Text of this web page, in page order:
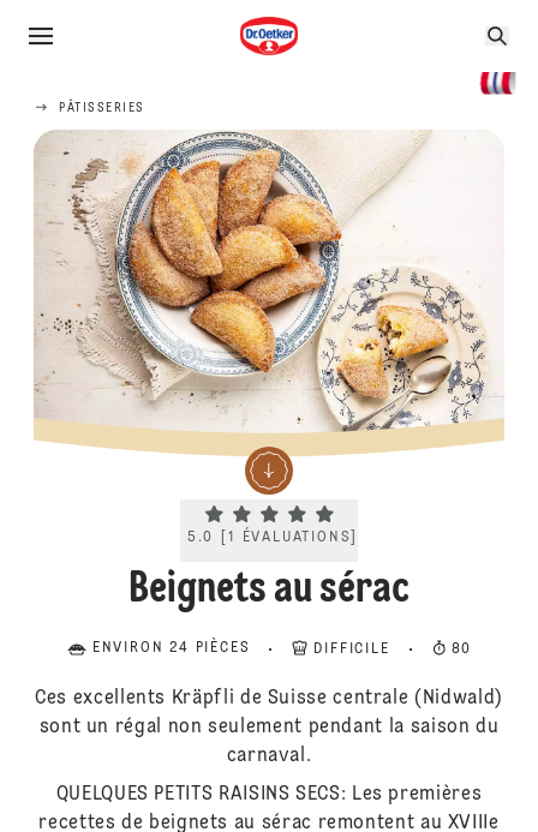
PÂTISSERIES
Current rating 5.0. Click to rate.
5.0 1 ÉVALUATIONS
Beignets au sérac
ENVIRON 24 PIÈCES DIFFICILE 80
Ces excellents Kräpfli de Suisse centrale (Nidwald)
sont un régal non seulement pendant la saison du
carnaval.
QUELQUES PETITS RAISINS SECS: Les premières
recettes de beignets au sérac remontent au XVIIIe